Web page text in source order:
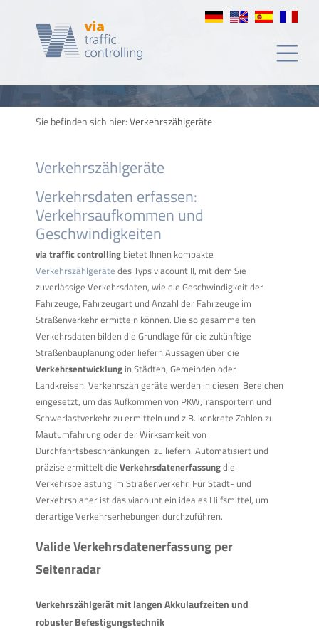
tráfico
Sie befinden sich hier:Verkehrszählgeräte
Verkehrszählgeräte
Verkehrsdaten erfassen:
Verkehrsaufkommen und
Geschwindigkeiten
via traffic controlling bietet Ihnen kompakte
Verkehrszählgeräte des Typs viacount II, mit dem Sie
zuverlässige Verkehrsdaten, wie die Geschwindigkeit der
Fahrzeuge, Fahrzeugart und Anzahl der Fahrzeuge im
Straßenverkehr ermitteln können. Die so gesammelten
Verkehrsdaten bilden die Grundlage für die zukünftige
Straßenbauplanung oder liefern Aussagen über die
Verkehrsentwicklung in Städten, Gemeinden oder
Landkreisen. Verkehrszählgeräte werden in diesen Bereichen
eingesetzt, um das Aufkommen von PKW,Transportern und
Schwerlastverkehr zu ermitteln und z.B. konkrete Zahlen zu
Mautumfahrung oder der Wirksamkeit von
Durchfahrtsbeschränkungen zu liefern. Automatisiert und
präzise ermittelt die Verkehrsdatenerfassungdie
Verkehrsbelastung im Straßenverkehr. Für Stadt- und
Verkehrsplaner ist das viacount ein ideales Hilfsmittel, um
derartige Verkehrserhebungen durchzuführen.
Valide Verkehrsdatenerfassung per
Seitenradar
Verkehrszählgerät mit langen Akkulaufzeiten und
robuster Befestigungstechnik